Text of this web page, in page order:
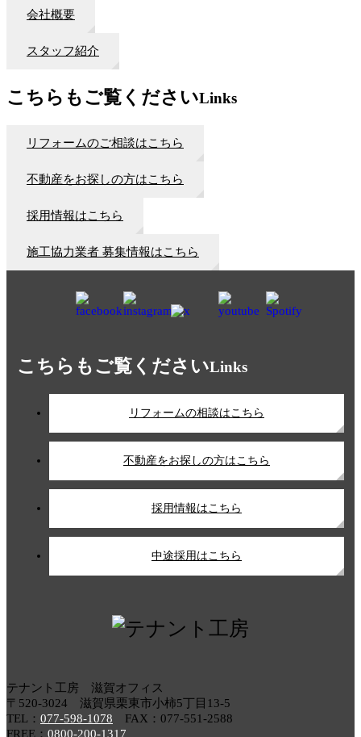
会社概要
スタッフ紹介
こちらもご覧くださいLinks
リフォームのご相談はこちら
不動産をお探しの方はこちら
採用情報はこちら
施工協力業者 募集情報はこちら
こちらもご覧くださいLinks
リフォームの相談はこちら
不動産をお探しの方はこちら
採用情報はこちら
中途採用はこちら
テナント工房 滋賀オフィス
〒520-3024 滋賀県栗東市小柿5丁目13-5
TEL： 077-598-1078 FAX：077-551-2588
FREE： 0800-200-1317